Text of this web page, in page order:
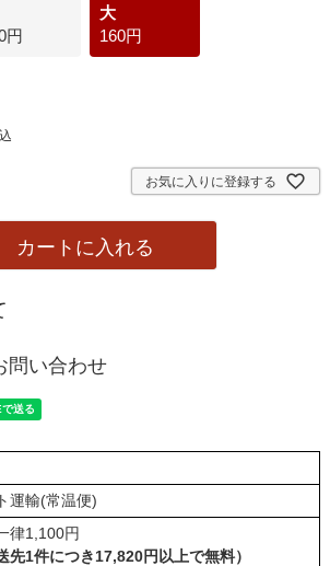
円
大
160円
お気に入りに登録する
カートに入れる
問い合わせ
運輸(常温便)
律1,100円
先1件につき17,820円以上で無料）